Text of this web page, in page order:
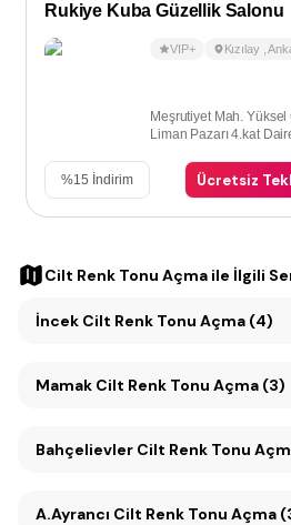
Rukiye Kuba Güzellik Salonu
VIP+ Kızılay ,
Meşrutiyet Mah. Yüksel Cad. No 8 Gülse
%15 İndirim Ücretsiz
Cilt Renk Tonu Açma ile İlgili
İncek Cilt Renk Tonu Açma (4)
Mamak Cilt Renk Tonu Açma (3)
Bahçelievler Cilt Renk Tonu
A.Ayrancı Cilt Renk Tonu Açma